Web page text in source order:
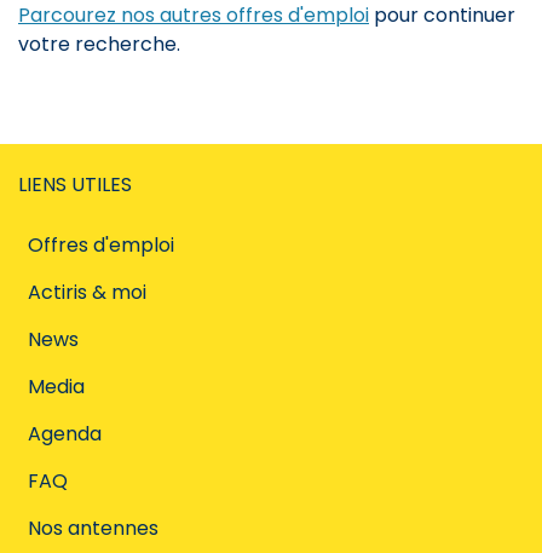
Parcourez nos autres offres d'emploi pour continuer
votre recherche.
LIENS UTILES
Offres d'emploi
Actiris & moi
News
Media
Agenda
FAQ
Nos antennes